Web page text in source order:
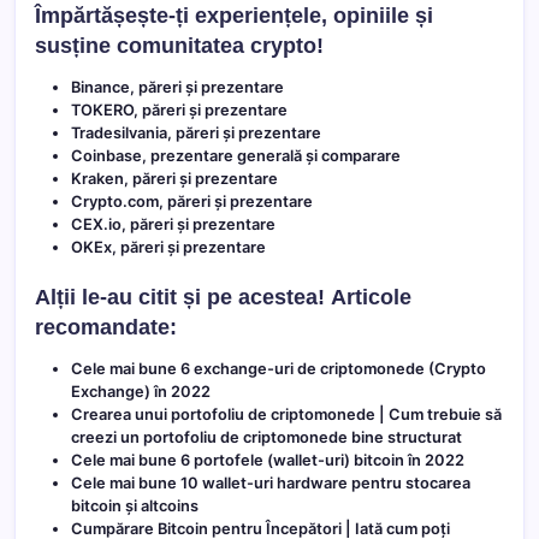
Împărtășește-ți experiențele, opiniile și
susține comunitatea crypto!
Binance, păreri și prezentare
TOKERO, păreri și prezentare
Tradesilvania, păreri și prezentare
Coinbase, prezentare generală și comparare
Kraken, păreri și prezentare
Crypto.com, păreri și prezentare
CEX.io, păreri și prezentare
OKEx, păreri și prezentare
Alții le-au citit și pe acestea! Articole
recomandate:
Cele mai bune 6 exchange-uri de criptomonede (Crypto
Exchange) în 2022
Crearea unui portofoliu de criptomonede | Cum trebuie să
creezi un portofoliu de criptomonede bine structurat
Cele mai bune 6 portofele (wallet-uri) bitcoin în 2022
Cele mai bune 10 wallet-uri hardware pentru stocarea
bitcoin și altcoins
Cumpărare Bitcoin pentru Începători | Iată cum poți